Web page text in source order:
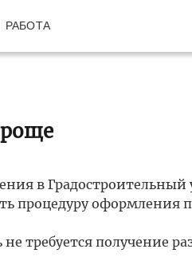
РАБОТА
в Градостроительный
процедуру оформления
требуется получение